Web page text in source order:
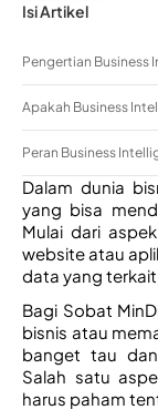
Isi Artikel
Pengertian Business
Apakah Business
Peran Business
Dalam dunia
yang bisa
Mulai dari
website atau
data yang
Bagi Sobat
bisnis atau
banget tau
Salah satu
harus paham